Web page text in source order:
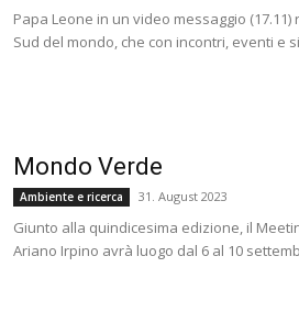
Papa Leone in un video messaggio
Sud del mondo, che con incontri, eventi e
Mondo Verde
Ambiente e ricerca 31. August 2023
Giunto alla quindicesima edizione, il
Ariano Irpino avrà luogo dal 6 al 10